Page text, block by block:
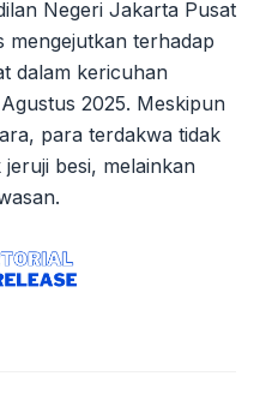
Negeri Jakarta Pusat
mengejutkan terhadap
dalam kericuhan
2025. Meskipun
para terdakwa tidak
besi, melainkan